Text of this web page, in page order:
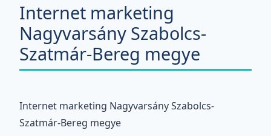
Internet marketing
Nagyvarsány Szabolcs-
Szatmár-Bereg megye
Internet marketing Nagyvarsány Szabolcs-
Szatmár-Bereg megye